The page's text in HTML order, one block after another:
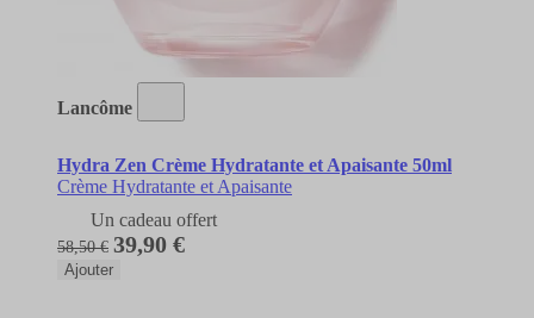
Lancôme
Hydra Zen Crème Hydratante et Apaisante 50ml
Crème Hydratante et Apaisante
Un cadeau offert
58,50 € 39,90 €
Ajouter